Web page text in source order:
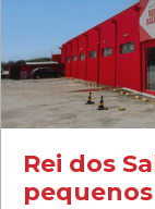
Segunda a
Domingo:
ÚLTIMOS
(41) 3411-1754
(41) 99249-
Rei dos